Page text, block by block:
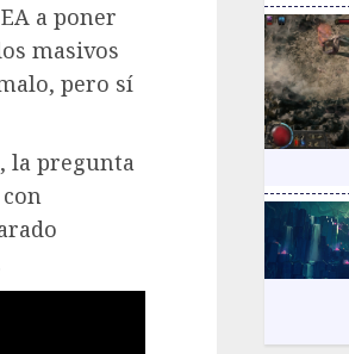
a poner
masivos
pero sí
la pregunta